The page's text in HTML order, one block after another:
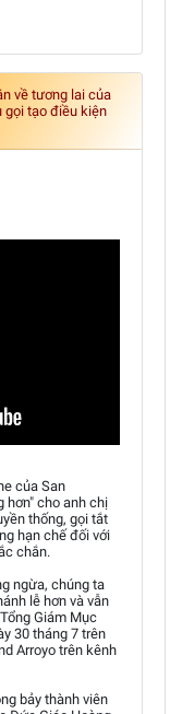
về tương lai của
gọi tạo điều kiện
của San
hơn" cho anh chị
thống, gọi tắt
hạn chế đối với
chắn.
ngừa, chúng ta
lễ hơn và vẫn
Giám Mục
30 tháng 7 trên
Arroyo trên kênh
bảy thành viên